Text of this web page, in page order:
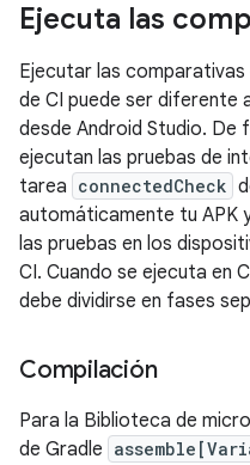
Ejecuta las
Ejecutar las
de CI puede ser diferente
desde Android Studio. De
ejecutan las pruebas de
tarea connectedCheck
automáticamente tu APK
las pruebas en los
CI. Cuando se ejecuta en
debe dividirse en fases
Compilación
Para la Biblioteca de
de Gradle